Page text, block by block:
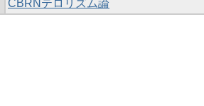
CBRNテロリズム論